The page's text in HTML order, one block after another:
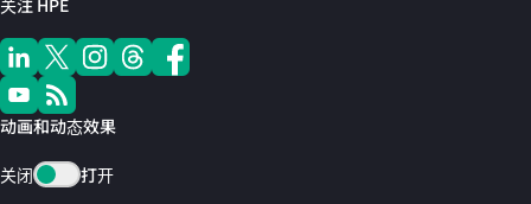
动画和动态效果
关闭 打开